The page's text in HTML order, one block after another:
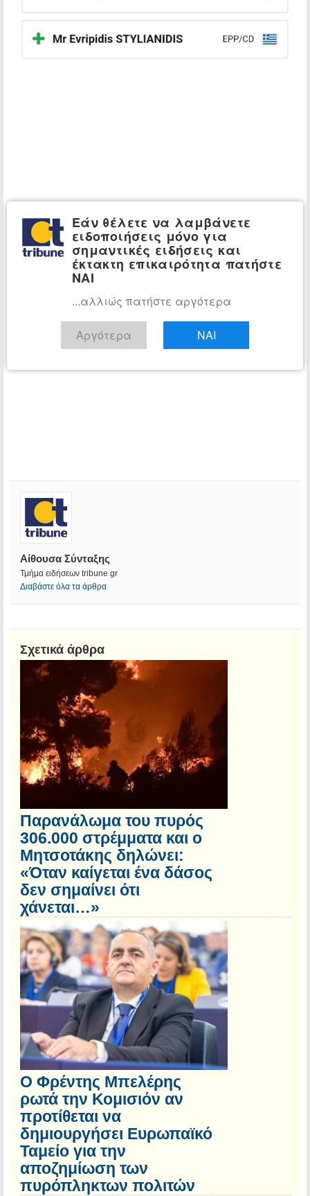
Αίθουσα Σύνταξης
Τμήμα ειδήσεων tribune.gr
Διαβάστε όλα τα άρθρα
Σχετικά άρθρα
Παρανάλωμα του πυρός
306.000 στρέμματα και ο
Μητσοτάκης δηλώνει:
«Όταν καίγεται ένα δάσος
δεν σημαίνει ότι
χάνεται…»
Ο Φρέντης Μπελέρης
ρωτά την Κομισιόν αν
προτίθεται να
δημιουργήσει Ευρωπαϊκό
Ταμείο για την
αποζημίωση των
πυρόπληκτων πολιτών
Εάν θέλετε να λαμβάνετε
ειδοποιήσεις μόνο για
σημαντικές ειδήσεις και
έκτακτη επικαιρότητα πατήστε
ΝΑΙ
...αλλιώς πατήστε αργότερα
Αργότερα ΝΑΙ